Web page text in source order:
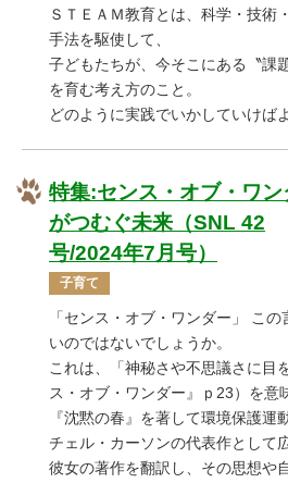
ＳＴＥＡＭ教育とは、科学・技術
手法を駆使して、
子どもたちが、今そこにある〝課
を育む考え方のこと。
どのように実践でいかしていけば
特集:センス・オブ・ワン
がつむぐ未来（SNL 42
号/2024年7月号）
子育て
「センス・オブ・ワンダー」 こ
いのではないでしょうか。
これは、「神秘さや不思議さに目
ス・オブ・ワンダー』ｐ23）を意
『沈黙の春』を著して環境保護運
チェル・カーソンの代表作として
彼女の著作を翻訳し、その思想や